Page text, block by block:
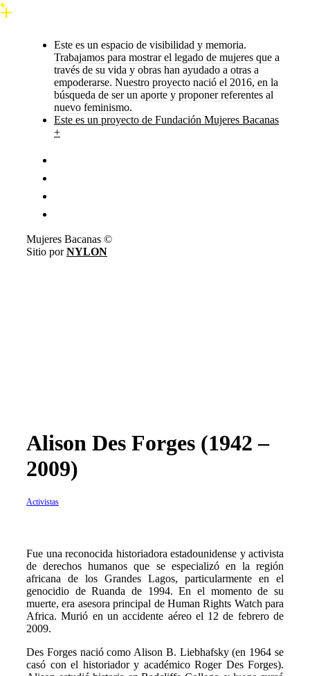
Este es un espacio de visibilidad y memoria.
Trabajamos para mostrar el legado de mujeres que a
través de su vida y obras han ayudado a otras a
empoderarse. Nuestro proyecto nació el 2016, en la
búsqueda de ser un aporte y proponer referentes al
nuevo feminismo.
Este es un proyecto de Fundación Mujeres Bacanas
+
Mujeres Bacanas ©
Sitio porNYLON
Alison Des Forges (1942 –
2009)
Activistas
Fue una reconocida historiadora estadounidense y activista
de derechos humanos que se especializó en la región
africana de los Grandes Lagos, particularmente en el
genocidio de Ruanda de 1994. En el momento de su
muerte, era asesora principal de Human Rights Watch para
Africa. Murió en un accidente aéreo el 12 de febrero de
2009.
Des Forges nació como Alison B. Liebhafsky (en 1964 se
casó con el historiador y académico Roger Des Forges).